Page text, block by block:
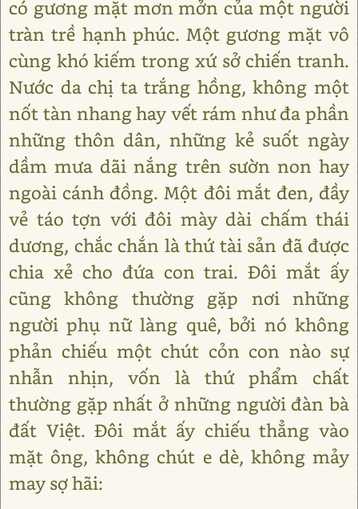
có gương mặt mơn mởn của một người
tràn trề hạnh phúc. Một gương mặt vô
cùng khó kiếm trong xứ sở chiến tranh.
Nước da chị ta trắng hồng, không một
nốt tàn nhang hay vết rám như đa phần
những thôn dân, những kẻ suốt ngày
dầm mưa dãi nắng trên sườn non hay
ngoài cánh đồng. Một đôi mắt đen, đầy
vẻ táo tợn với đôi mày dài chấm thái
dương, chắc chắn là thứ tài sản đã được
chia xẻ cho đứa con trai. Đôi mắt ấy
cũng không thường gặp nơi những
người phụ nữ làng quê, bởi nó không
phản chiếu một chút cỏn con nào sự
nhẫn nhịn, vốn là thứ phẩm chất
thường gặp nhất ở những người đàn bà
đất Việt. Đôi mắt ấy chiếu thẳng vào
mặt ông, không chút e dè, không mảy
may sợ hãi: